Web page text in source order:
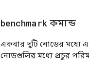
benchmark কমান্ড
একবার দুটি নোডের মধ্যে
নোডগুলির মধ্যে প্রচুর